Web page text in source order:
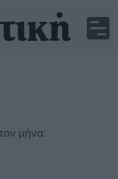
μήνα: